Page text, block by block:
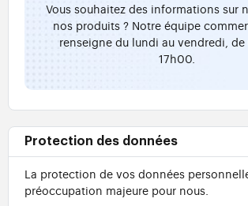
Vous souhaitez des informations sur
nos produits ? Notre équipe
renseigne du lundi au vendredi,
17h00.
Protection des données
La protection de vos données
préoccupation majeure pour nous.